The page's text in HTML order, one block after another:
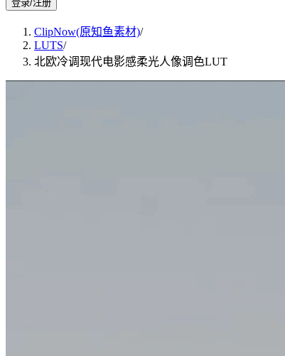
登录/注册
ClipNow(原知鱼素材)/
LUTS/
北欧冷调现代电影感柔光人像调色LUT